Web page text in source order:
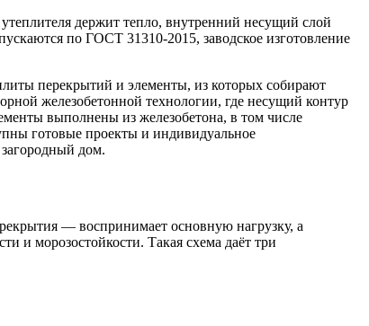
держит тепло, внутренний несущий слой
по ГОСТ 31310-2015, заводское изготовление
перекрытий и элементы, из которых собирают
железобетонной технологии, где несущий контур
выполнены из железобетона, в том числе
готовые проекты и индивидуальное
дом.
— воспринимает основную нагрузку, а
и морозостойкости. Такая схема даёт три